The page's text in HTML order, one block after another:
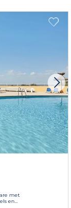
met
en...